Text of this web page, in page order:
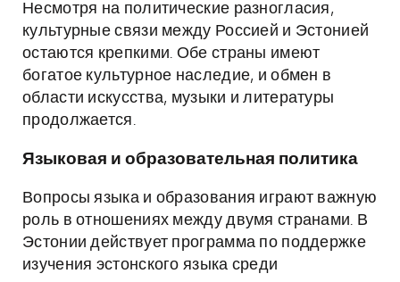
Несмотря на политические разногласия,
культурные связи между Россией и Эстонией
остаются крепкими. Обе страны имеют
богатое культурное наследие, и обмен в
области искусства, музыки и литературы
продолжается.
Языковая и образовательная политика
Вопросы языка и образования играют важную
роль в отношениях между двумя странами. В
Эстонии действует программа по поддержке
изучения эстонского языка среди